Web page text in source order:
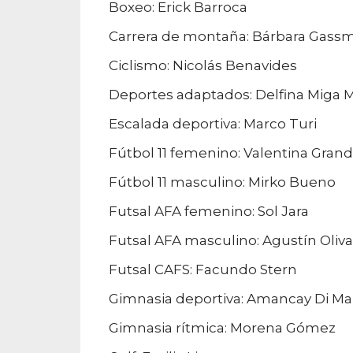
Boxeo: Erick Barroca
Carrera de montaña: Bárbara
Ciclismo: Nicolás Benavides
Deportes adaptados: Delfina Miga
Escalada deportiva: Marco Turi
Fútbol 11 femenino: Valentina
Fútbol 11 masculino: Mirko Bueno
Futsal AFA femenino: Sol Jara
Futsal AFA masculino: Agustín Oliva
Futsal CAFS: Facundo Stern
Gimnasia deportiva: Amancay Di
Gimnasia rítmica: Morena Gómez